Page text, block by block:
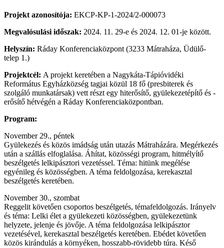
Projekt azonosítója: EKCP-KP-1-2024/2-000073
Megvalósulási időszak: 2024. 11. 29-e és 2024. 12. 01-je között.
Helyszín: Ráday Konferenciaközpont (3233 Mátraháza, Üdülő-
telep 1.)
Projektcél: A projekt keretében a Nagykáta-Tápióvidéki
Református Egyházközség tagjai közül 18 fő (presbiterek és
szolgáló munkatársak) vett részt egy hiterősítő, gyülekezetépítő és -
erősítő hétvégén a Ráday Konferenciaközpontban.
Program:
November 29., péntek
Gyülekezés és közös imádság után utazás Mátraházára. Megérkezés
után a szállás elfoglalása. Áhítat, közösségi program, hitmélyítő
beszélgetés lelkipásztori vezetéssel. Téma: hitünk megélése
egyénileg és közösségben. A téma feldolgozása, kerekasztal
beszélgetés keretében.
November 30., szombat
Reggelit követően csoportos beszélgetés, témafeldolgozás. Irányelv
és téma: Lelki élet a gyülekezeti közösségben, gyülekezetünk
helyzete, jelenje és jövője. A téma feldolgozása lelkipásztor
vezetésével, kerekasztal beszélgetés keretében. Ebédet követően
közös kirándulás a környéken, hosszabb-rövidebb túra. Késő